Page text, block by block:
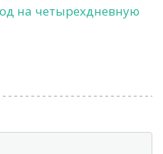
на четырехдневную